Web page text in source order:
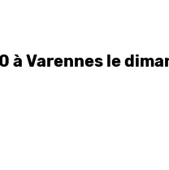
à Varennes le